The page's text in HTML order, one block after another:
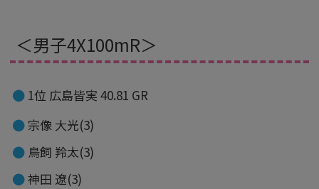
＜男子4X100mR＞
1位 広島皆実 40.81 GR
宗像 大光(3)
鳥飼 羚太(3)
神田 遼(3)